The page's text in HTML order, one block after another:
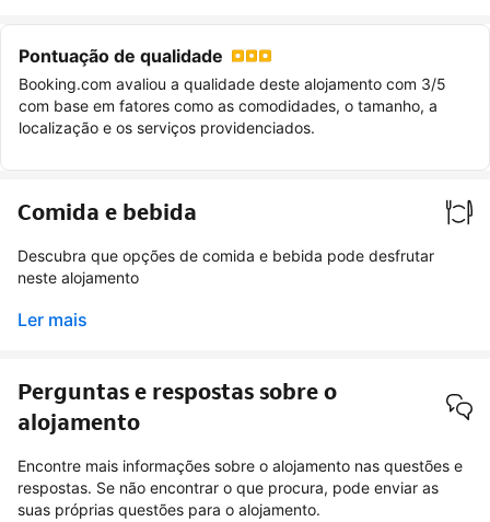
Pontuação de qualidade
Booking.com avaliou a qualidade deste alojamento com 3/5
com base em fatores como as comodidades, o tamanho, a
localização e os serviços providenciados.
Comida e bebida
Descubra que opções de comida e bebida pode desfrutar
neste alojamento
Ler mais
Perguntas e respostas sobre o
alojamento
Encontre mais informações sobre o alojamento nas questões e
respostas. Se não encontrar o que procura, pode enviar as
suas próprias questões para o alojamento.